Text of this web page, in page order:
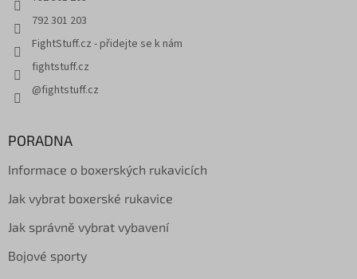
792 301 203
FightStuff.cz - přidejte se k nám
fightstuff.cz
@fightstuff.cz
PORADNA
Informace o boxerských rukavicích
Jak vybrat boxerské rukavice
Jak správně vybrat vybavení
Bojové sporty